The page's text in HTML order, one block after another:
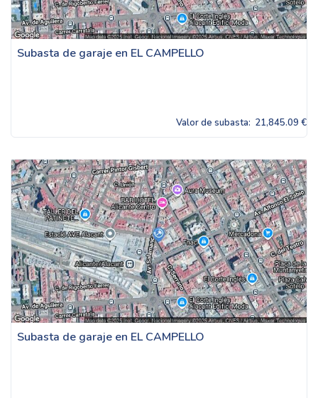
Subasta de garaje en EL CAMPELLO
Valor de subasta: 21,845.09 €
Subasta de garaje en EL CAMPELLO